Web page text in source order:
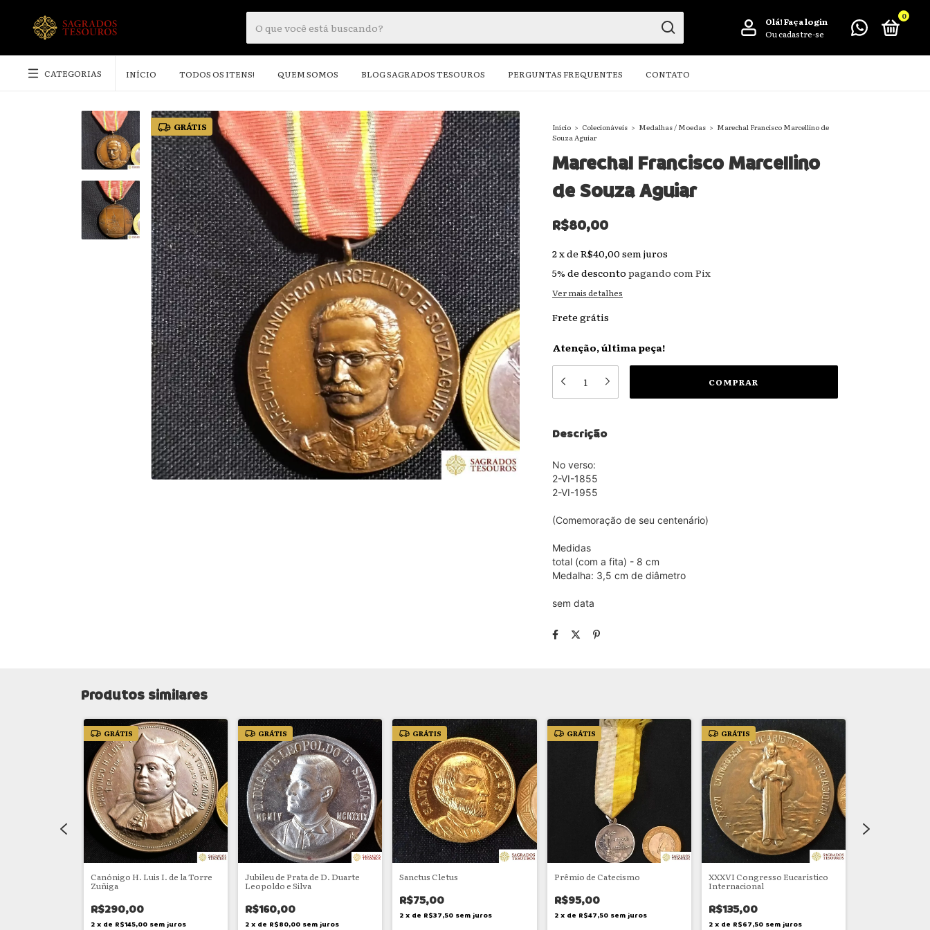
Olá!Faça login
Ou cadastre-se
0
CATEGORIAS INÍCIO TODOS OS ITENS! QUEM SOMOS BLOG SAGRADOS TESOUROS PERGUNTAS FREQUENTES CONTATO
GRÁTIS Início > Colecionáveis > Medalhas / Moedas > Marechal Francisco Marcellino de
Souza Aguiar
Marechal Francisco Marcellino
de Souza Aguiar
R$80,00
2xde R$40,00 sem juros
5% de desconto pagando com Pix
Ver mais detalhes
Frete grátis
Atenção, última peça!
Descrição
No verso:
2-VI-1855
2-VI-1955
(Comemoração de seu centenário)
Medidas
total (com a fita) - 8 cm
Medalha: 3,5 cm de diâmetro
sem data
Produtos similares
GRÁTIS
Canónigo H. Luis I. de la Torre
Zuñiga
R$290,00
2 x de R$145,00 sem juros
GRÁTIS
Jubileu de Prata de D. Duarte
Leopoldo e Silva
R$160,00
2 x de R$80,00 sem juros
GRÁTIS
Sanctus Cletus
R$75,00
2 x de R$37,50 sem juros
GRÁTIS
Prêmio de Catecismo
R$95,00
2 x de R$47,50 sem juros
GRÁTIS
XXXVI Congresso Eucarístico
Internacional
R$135,00
2 x de R$67,50 sem juros